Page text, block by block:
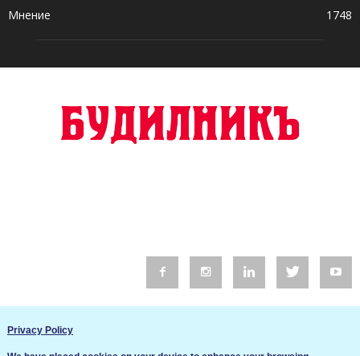
Мнение
1748
Privacy Policy